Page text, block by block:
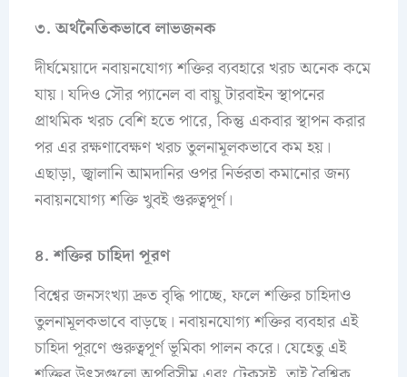
৩. অর্থনৈতিকভাবে লাভজনক
দীর্ঘমেয়াদে নবায়নযোগ্য শক্তির ব্যবহারে খরচ অনেক কমে
যায়। যদিও সৌর প্যানেল বা বায়ু টারবাইন স্থাপনের
প্রাথমিক খরচ বেশি হতে পারে, কিন্তু একবার স্থাপন করার
পর এর রক্ষণাবেক্ষণ খরচ তুলনামূলকভাবে কম হয়।
এছাড়া, জ্বালানি আমদানির ওপর নির্ভরতা কমানোর জন্য
নবায়নযোগ্য শক্তি খুবই গুরুত্বপূর্ণ।
৪. শক্তির চাহিদা পূরণ
বিশ্বের জনসংখ্যা দ্রুত বৃদ্ধি পাচ্ছে, ফলে শক্তির চাহিদাও
তুলনামূলকভাবে বাড়ছে। নবায়নযোগ্য শক্তির ব্যবহার এই
চাহিদা পূরণে গুরুত্বপূর্ণ ভূমিকা পালন করে। যেহেতু এই